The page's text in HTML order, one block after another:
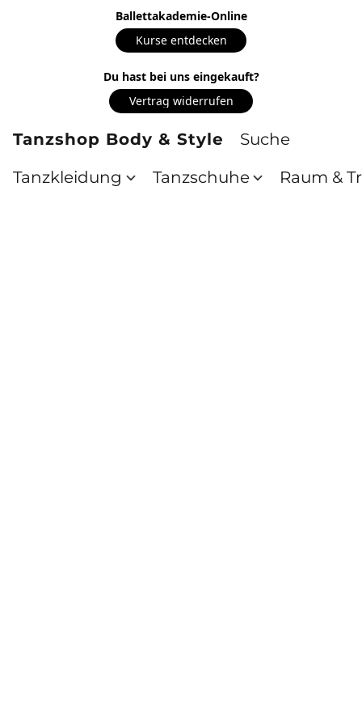
Ballettakademie-Online
Kurse entdecken
Du hast bei uns eingekauft?
Vertrag widerrufen
Tanzshop Body & Style
Tanzkleidung
Tanzschuhe Raum &